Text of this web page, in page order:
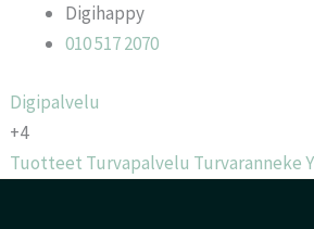
Digihappy
010 517 2070
Digipalvelu
+4
Tuotteet Turvapalvelu Turvaranneke